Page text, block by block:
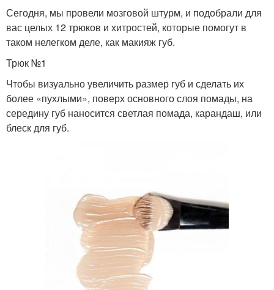
Сегодня, мы провели мозговой штурм, и подобрали для
вас целых 12 трюков и хитростей, которые помогут в
таком нелегком деле, как макияж губ.
Трюк №1
Чтобы визуально увеличить размер губ и сделать их
более «пухлыми», поверх основного слоя помады, на
середину губ наносится светлая помада, карандаш, или
блеск для губ.